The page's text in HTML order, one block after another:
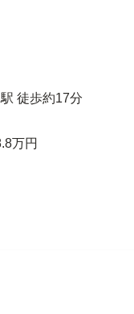
徒歩約17分
万円